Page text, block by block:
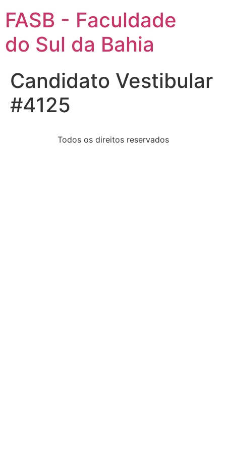
FASB - Faculdade
do Sul da Bahia
Candidato Vestibular
#4125
Todos os direitos reservados